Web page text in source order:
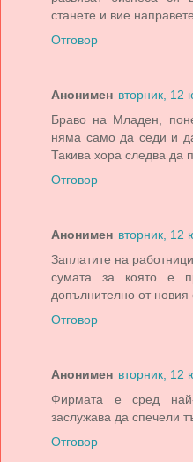
станете и вие
Отговор
Анонимен вторник, 12
Браво на Младен,
няма само да седи и
Такива хора следва да
Отговор
Анонимен вторник, 12
Заплатите на
сумата за която е
допълнително от новия
Отговор
Анонимен вторник, 12
Фирмата е сред
заслужава да спечели
Отговор